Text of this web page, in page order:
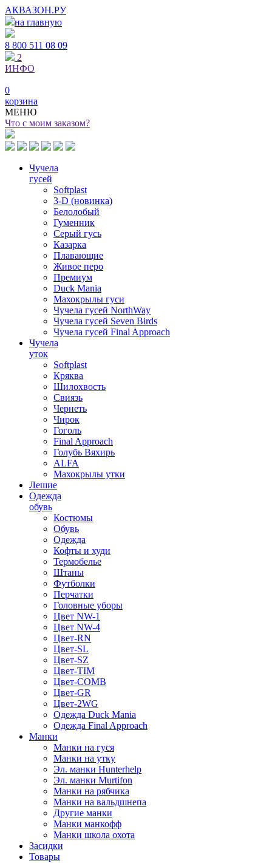
АКВАЗОН.РУ
на главную
8 800 511 08 09
2
ИНФО
0
корзина
МЕНЮ
Что с моим заказом?
Чучела
гусей
Softplast
3-D (новинка)
Белолобый
Гуменник
Серый гусь
Казарка
Плавающие
Живое перо
Премиум
Duck Mania
Махокрылы гуси
Чучела гусей NorthWay
Чучела гусей Seven Birds
Чучела гусей Final Approach
Чучела
уток
Softplast
Кряква
Шилохвость
Свиязь
Чернеть
Чирок
Гоголь
Final Approach
Голубь Вяхирь
ALFA
Махокрылы утки
Лешие
Одежда
обувь
Костюмы
Обувь
Одежда
Кофты и худи
Термобелье
Штаны
Футболки
Перчатки
Головные уборы
Цвет NW-1
Цвет NW-4
Цвет-RN
Цвет-SL
Цвет-SZ
Цвет-TIM
Цвет-COMB
Цвет-GR
Цвет-2WG
Одежда Duck Mania
Одежда Final Approach
Манки
Манки на гуся
Манки на утку
Эл. манки Hunterhelp
Эл. манки Murtifon
Манки на рябчика
Манки на вальдшнепа
Другие манки
Манки манкофф
Манки школа охота
Засидки
Товары